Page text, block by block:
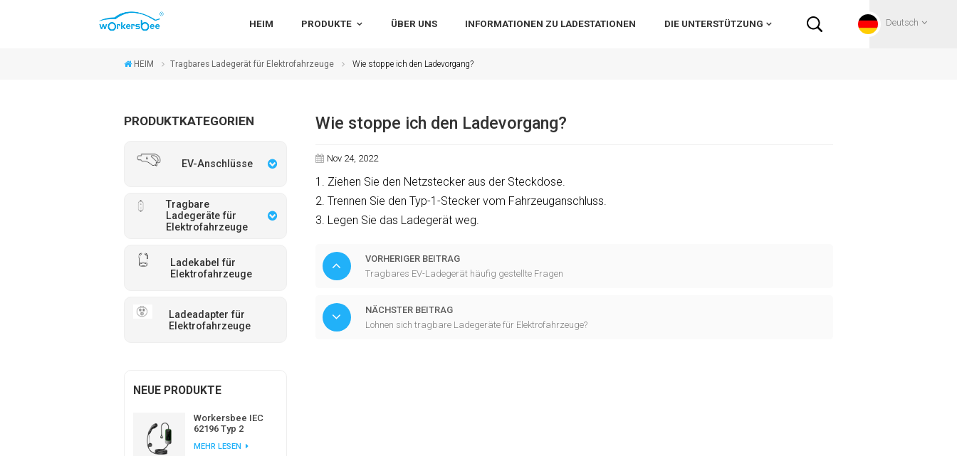
HEIM PRODUKTE ÜBER UNS INFORMATIONEN ZU LADESTATIONEN DIE UNTERSTÜTZUNG Deutsch
HEIM Tragbares Ladegerät für Elektrofahrzeuge Wie stoppe ich den Ladevorgang?
PRODUKTKATEGORIEN
EV-Anschlüsse
Tragbare
Ladegeräte für
Elektrofahrzeuge
Ladekabel für
Elektrofahrzeuge
Ladeadapter für
Elektrofahrzeuge
NEUE PRODUKTE
Workersbee IEC
62196 Typ 2
Ladegerät mit
MEHR LESEN
Wie stoppe ich den Ladevorgang?
Nov 24, 2022
1. Ziehen Sie den Netzstecker aus der Steckdose.
2. Trennen Sie den Typ-1-Stecker vom Fahrzeuganschluss.
3. Legen Sie das Ladegerät weg.
VORHERIGER BEITRAG
Tragbares EV-Ladegerät häufig gestellte Fragen
NÄCHSTER BEITRAG
Lohnen sich tragbare Ladegeräte für Elektrofahrzeuge?